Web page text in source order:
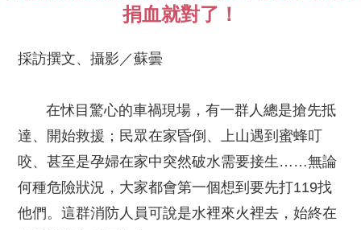
捐血就對了！
採訪撰文、攝影／蘇曇
在怵目驚心的車禍現場，有一群人總是搶先抵
達、開始救援；民眾在家昏倒、上山遇到蜜蜂叮
咬、甚至是孕婦在家中突然破水需要接生……無論
何種危險狀況，大家都會第一個想到要先打119找
他們。這群消防人員可說是水裡來火裡去，始終在